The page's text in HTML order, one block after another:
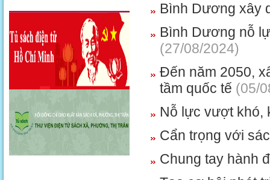
Bình Dương xây
Bình Dương nỗ
(27/08/2024)
Đến năm 2050,
tầm quốc tế (05/
Nỗ lực vượt khó,
Cẩn trọng với
Chung tay hành